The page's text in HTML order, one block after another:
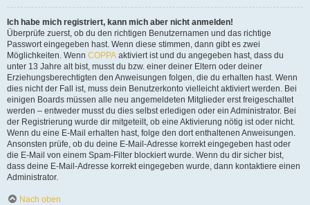
Ich habe mich registriert, kann mich aber nicht anmelden!
Überprüfe zuerst, ob du den richtigen Benutzernamen und das richtige
Passwort eingegeben hast. Wenn diese stimmen, dann gibt es zwei
Möglichkeiten. Wenn COPPA aktiviert ist und du angegeben hast, dass du
unter 13 Jahre alt bist, musst du bzw. einer deiner Eltern oder deiner
Erziehungsberechtigten den Anweisungen folgen, die du erhalten hast. Wenn
dies nicht der Fall ist, muss dein Benutzerkonto vielleicht aktiviert werden. Bei
einigen Boards müssen alle neu angemeldeten Mitglieder erst freigeschaltet
werden – entweder musst du dies selbst erledigen oder ein Administrator. Bei
der Registrierung wurde dir mitgeteilt, ob eine Aktivierung nötig ist oder nicht.
Wenn du eine E-Mail erhalten hast, folge den dort enthaltenen Anweisungen.
Ansonsten prüfe, ob du deine E-Mail-Adresse korrekt eingegeben hast oder
die E-Mail von einem Spam-Filter blockiert wurde. Wenn du dir sicher bist,
dass deine E-Mail-Adresse korrekt eingegeben wurde, dann kontaktiere einen
Administrator.
Nach oben